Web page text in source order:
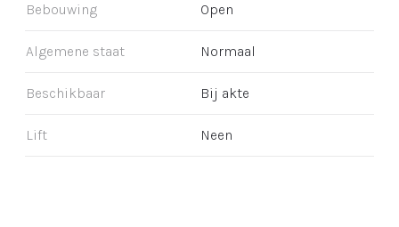
Bebouwing Open
Algemene staat Normaal
Beschikbaar Bij akte
Lift Neen